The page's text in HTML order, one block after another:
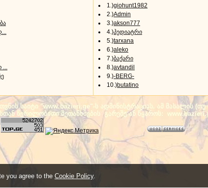
...
1.)giohunt1982
2.)Admin
3.)akson777
4.)პედიატრი
5.)tarxana
6.)aleko
7.)ბაქარი
8.)avtandil
9.)-BERG-
10.)butatino
საიტი "www.bazieri.ge"-ს ადმინისტრაციას. ამ მასალის
წერილობითი შეთანხმების გარეშე ან წყაროს:
you agree to the Cookie Policy.